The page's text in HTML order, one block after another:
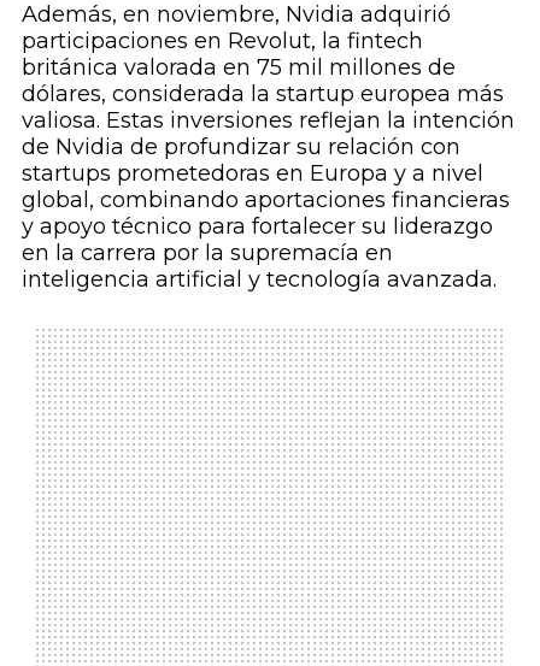
Además, en noviembre, Nvidia adquirió
participaciones en Revolut, la fintech
británica valorada en 75 mil millones de
dólares, considerada la startup europea más
valiosa. Estas inversiones reflejan la intención
de Nvidia de profundizar su relación con
startups prometedoras en Europa y a nivel
global, combinando aportaciones financieras
y apoyo técnico para fortalecer su liderazgo
en la carrera por la supremacía en
inteligencia artificial y tecnología avanzada.